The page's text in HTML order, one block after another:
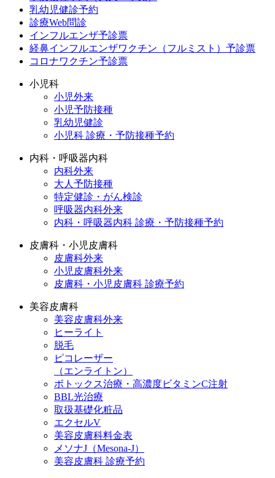
乳幼児健診予約
診療Web問診
インフルエンザ予診票
経鼻インフルエンザワクチン（フルミスト）予診票
コロナワクチン予診票
小児科
小児外来
小児予防接種
乳幼児健診
小児科 診療・予防接種予約
内科・呼吸器内科
内科外来
大人予防接種
特定健診・がん検診
呼吸器内科外来
内科・呼吸器内科 診療・予防接種予約
皮膚科・小児皮膚科
皮膚科外来
小児皮膚科外来
皮膚科・小児皮膚科 診療予約
美容皮膚科
美容皮膚科外来
ヒーライト
脱毛
ピコレーザー
（エンライトン）
ボトックス治療・高濃度ビタミンC注射
BBL光治療
取扱基礎化粧品
エクセルV
美容皮膚科料金表
メソナJ（Mesona-J）
美容皮膚科 診療予約